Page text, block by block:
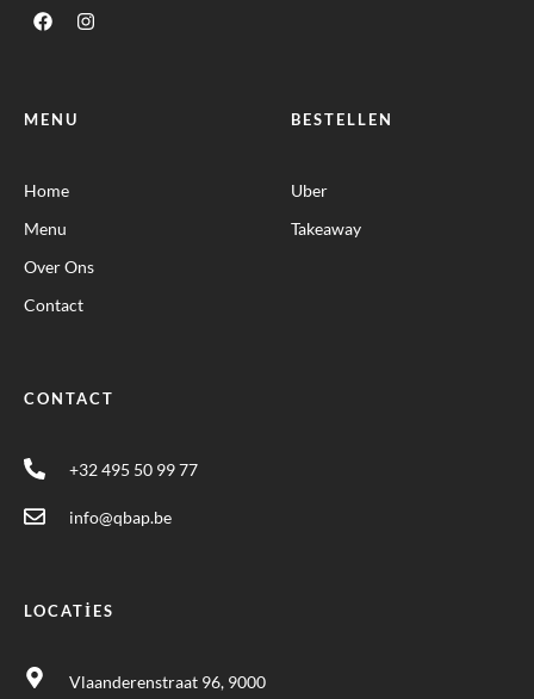
MENU
Home
Menu
Over Ons
Contact
BESTELLEN
Uber
Takeaway
CONTACT
+32 495 50 99 77
info@qbap.be
LOCATIES
Vlaanderenstraat 96, 9000